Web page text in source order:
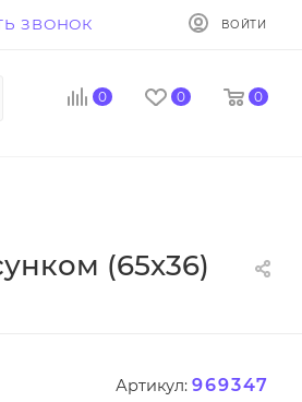
ЗВОНОК ВОЙТИ
0 0 0
(65х36)
Артикул: 969347